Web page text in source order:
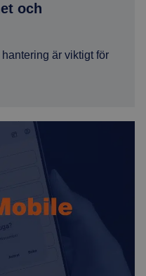
och
är viktigt för
VAKA® Mobile